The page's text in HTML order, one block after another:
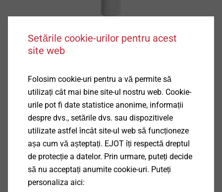
Specificații
Aplicații
Fixare tablă pe schelet metal 4-16 mm
Proprietăți
Oțel călit
Protecție la coroziune EJOGUARD
Setările cookie-urilor pentru acest
site web
Folosim cookie-uri pentru a vă permite să
utilizați cât mai bine site-ul nostru web. Cookie-
urile pot fi date statistice anonime, informații
despre dvs., setările dvs. sau dispozitivele
utilizate astfel încât site-ul web să funcționeze
așa cum vă așteptați. EJOT îți respectă dreptul
de protecție a datelor. Prin urmare, puteți decide
să nu acceptați anumite cookie-uri. Puteți
personaliza aici: